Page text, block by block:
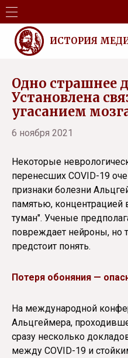
ИСТОРИЯ
Одно страшнее
Установлена
угасанием
6 ноября 2021
Некоторые
перенесших COVID-19
признаки болезни
памятью, концентрацией
туман". Ученые
повреждает нейроны, но
предстоит понять.
Потеря обоняния —
На международной
Альцгеймера,
сразу несколько
между COVID-19 и